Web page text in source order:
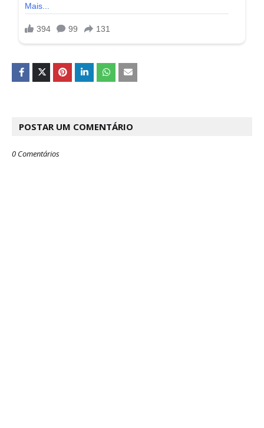
POSTAR UM COMENTÁRIO
0 Comentários